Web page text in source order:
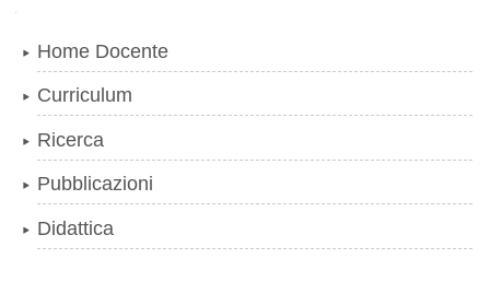
Home Docente
Curriculum
Ricerca
Pubblicazioni
Didattica